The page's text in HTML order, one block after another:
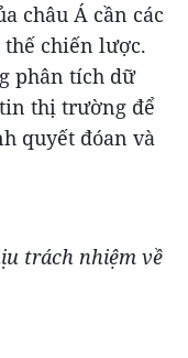
châu Á cần các
chiến lược.
phân tích dữ
thị trường để
quyết đóan và
trách nhiệm về